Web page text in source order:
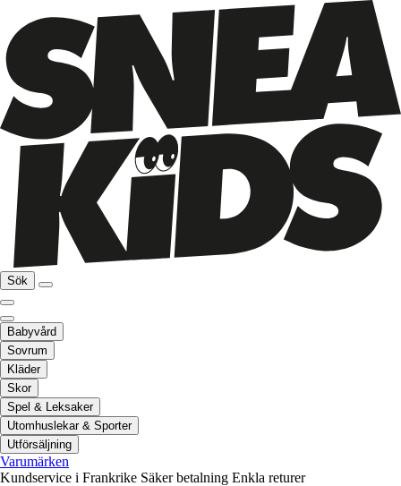
Sök
Babyvård
Sovrum
Kläder
Skor
Spel & Leksaker
Utomhuslekar & Sporter
Utförsäljning
Varumärken
Kundservice i Frankrike Säker betalning Enkla returer